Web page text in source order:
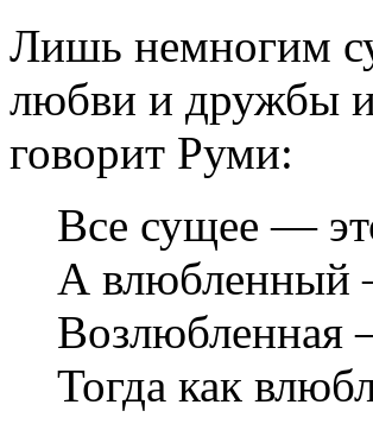
Лишь немногим
любви и дружбы
говорит Руми:
Все сущее —
А влюбленный
Возлюбленная
Тогда как